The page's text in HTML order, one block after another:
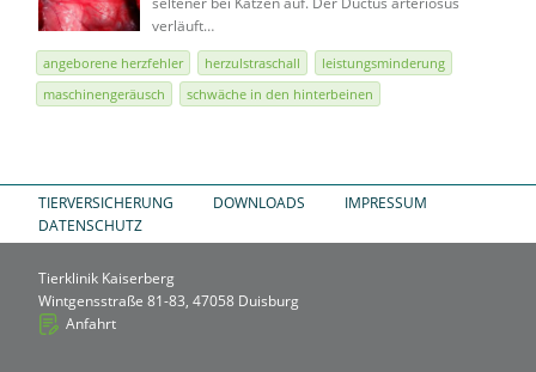
verläuft…
angeborene herzfehler herzulstraschall
leistungsminderung
maschinengeräusch
schwäche in den hinterbeinen
TIERVERSICHERUNG DOWNLOADS
IMPRESSUM
DATENSCHUTZ
Tierklinik Kaiserberg
Wintgensstraße 81-83, 47058 Duisburg
Anfahrt